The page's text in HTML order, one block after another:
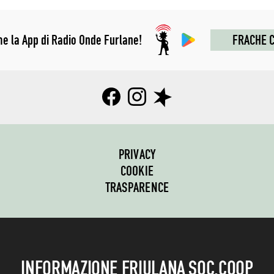
la App di Radio Onde Furlane! FRACHE
PRIVACY
COOKIE
TRASPARENCE
INFORMAZIONE FRIULANA SOC.COOP